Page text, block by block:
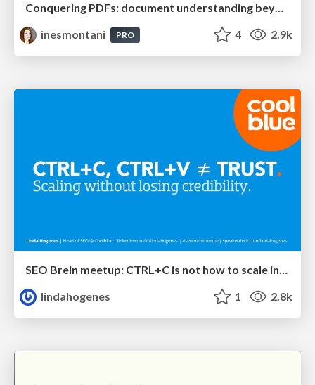
Conquering PDFs: document understanding beyond plain text
inesmontani
PRO 4 2.9k
lindahogenes
1 2.8k